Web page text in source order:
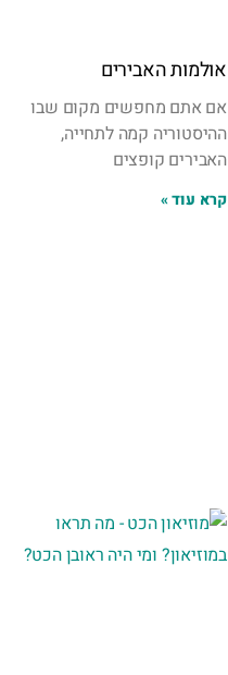
אולמות האבירים
אם אתם מחפשים מקום שבו
ההיסטוריה קמה לתחייה,
האבירים קופצים
קרא עוד »